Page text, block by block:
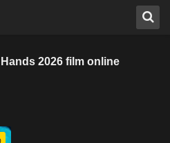
2026 film online